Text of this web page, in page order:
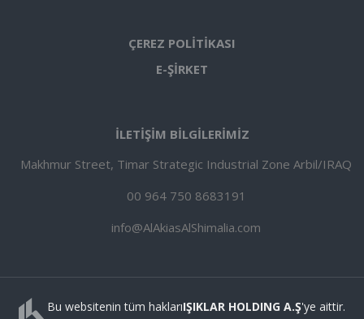
ÇEREZ POLİTİKASI
E-ŞİRKET
İLETİŞİM BİLGİLERİMİZ
Makhmur Street, Timar Strategic Industrial Zone Arbil/IRAQ
00 964 750 8683191
info@AlAkiasAlShimalia.com
Bu websitenin tüm haklarıIŞIKLAR HOLDING A.Ş'ye aittir.